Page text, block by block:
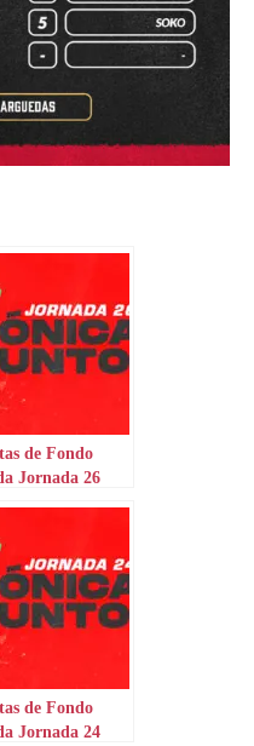
de Fondo
Jornada 26
de Fondo
Jornada 24